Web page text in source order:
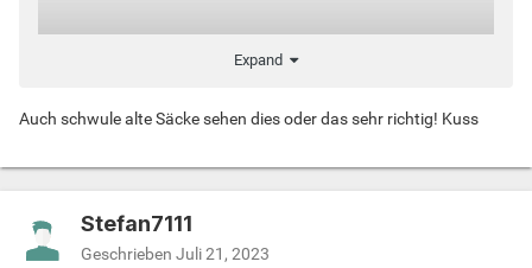
Wenn es dich allerdings belaste, dass du dieses
Beste wäre.
Bei dieser Entscheidung kann dir auch der weiseste Rat
von Anderen nicht wirklich weiter helfen.
Expand
Auch schwule alte Säcke sehen dies oder das sehr richtig! Kuss
Stefan7111
Geschrieben Juli 21, 2023